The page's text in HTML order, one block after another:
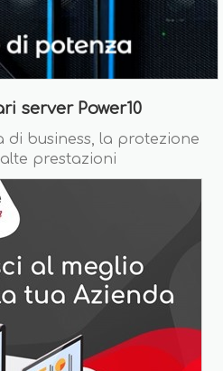
server Power10
di business, la protezione
prestazioni